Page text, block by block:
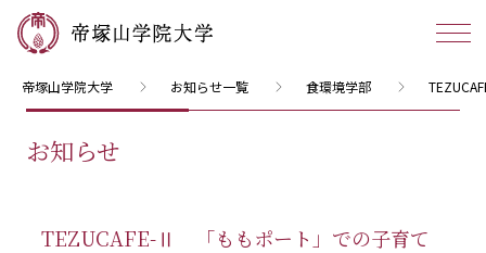
帝塚山学院大学 お知らせ一覧 食環境学部
お知らせ
TEZUCAFE-Ⅱ 「ももポート」での子育て